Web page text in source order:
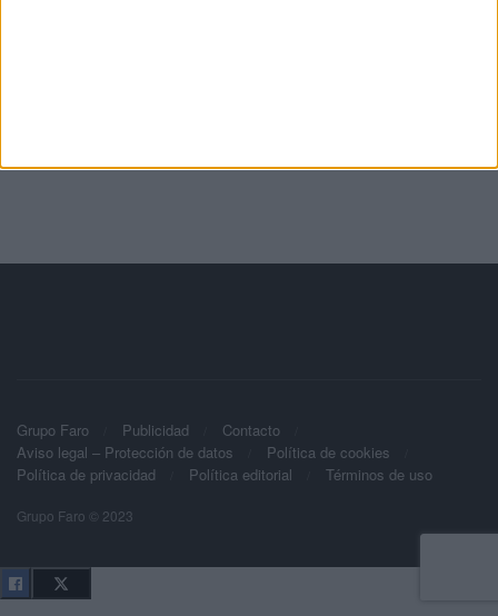
Grupo Faro Publicidad
Contacto
Aviso legal – Protección de datos
Política de cookies
Política de privacidad
Política editorial Términos de uso
Grupo Faro © 2023